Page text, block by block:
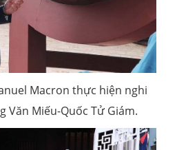
Macron thực hiện nghi
Văn Miếu-Quốc Tử Giám.